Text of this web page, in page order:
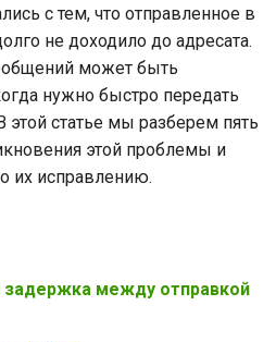
с тем, что отправленное в
не доходило до адресата.
может быть
нужно быстро передать
статье мы разберем пять
этой проблемы и
их исправлению.
между отправкой